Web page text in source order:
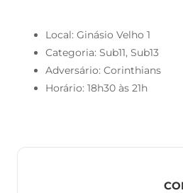
Local: Ginásio Velho 1
Categoria: Sub11, Sub13
Adversário: Corinthians
Horário: 18h30 às 21h